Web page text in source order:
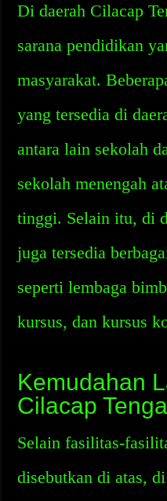
Di daerah Cilacap
sarana pendidikan
masyarakat.
yang tersedia di
antara lain sekolah
sekolah menengah
tinggi. Selain itu, di
juga tersedia
seperti lembaga
kursus, dan kursus
Kemudahan
Cilacap
Selain fasilitas-
disebutkan di atas,